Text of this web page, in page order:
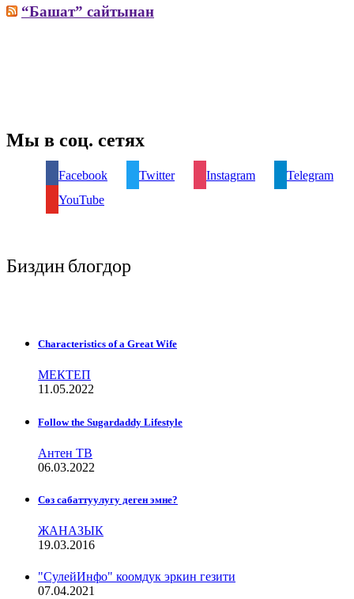
“Башат” сайтынан
Мы в соц. сетях
Facebook Twitter Instagram
Telegram
YouTube
Биздин блогдор
Characteristics of a Great Wife
МЕКТЕП
11.05.2022
Follow the Sugardaddy Lifestyle
Антен ТВ
06.03.2022
Сѳз сабаттуулугу деген эмне?
ЖАНАЗЫК
19.03.2016
"СулейИнфо" коомдук эркин гезити
07.04.2021